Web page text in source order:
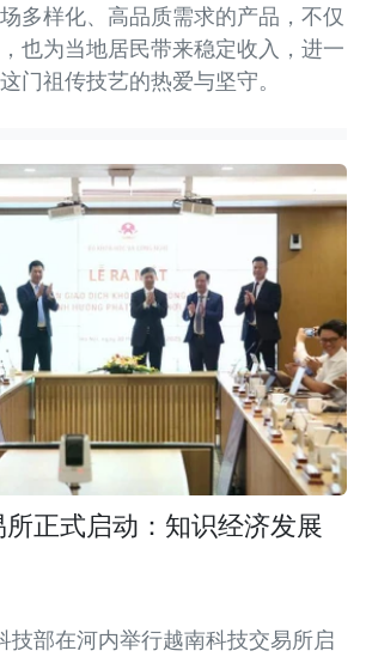
多样化、高品质需求的产品，不仅
也为当地居民带来稳定收入，进一
门祖传技艺的热爱与坚守。
正式启动：知识经济发展
技部在河内举行越南科技交易所启